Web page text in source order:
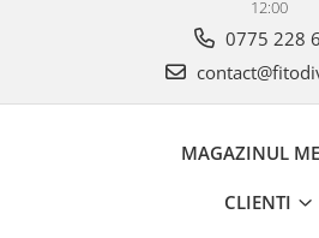
12:00
0775 228
MAGAZINUL
CLIENTI